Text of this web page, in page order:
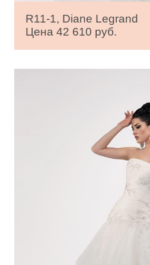
R11-1, Diane Legrand
Цена 42 610 руб.